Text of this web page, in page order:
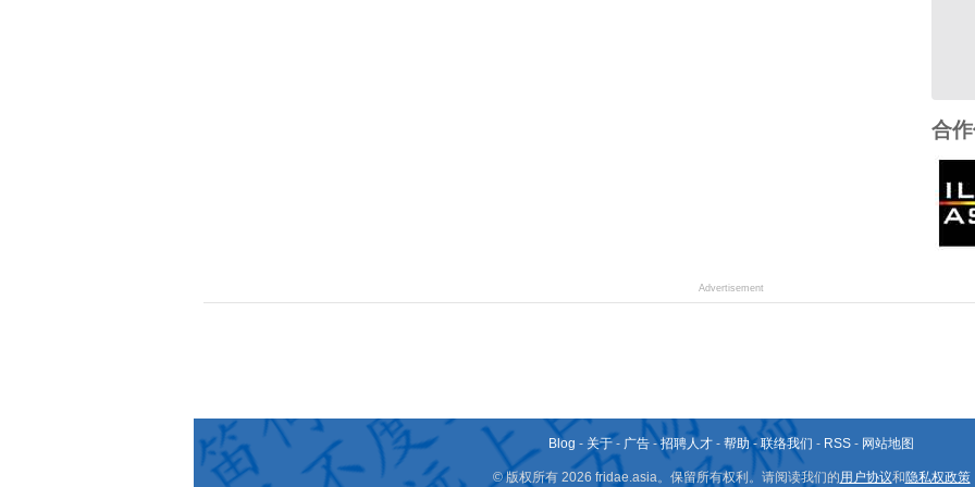
合
Advertisement
Blog - 关于 - 广告 -招聘人才 - 帮助- 联络我们 - RSS - 网站地图
© 版权所有 2026 fridae.asia。保留所有权利。请阅读我们的用户协议和隐私权政策